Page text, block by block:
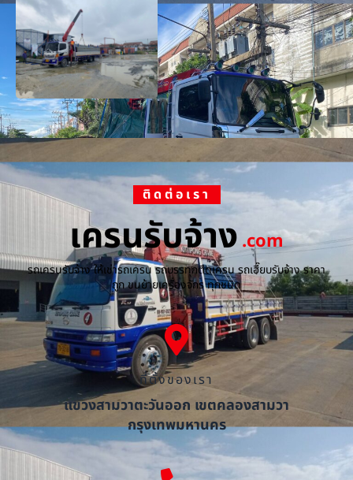
ติดต่อเรา
เครนรับจ้าง.com
รถเครนรับจ้าง ให้เช่ารถเครน รถบรรทุกติดเครน รถเฮี๊ยบรับจ้าง ราคา
ถูก ขนย้ายเครื่องจักร ทุกชนิด
ที่ตั้งของเรา
แขวงสามวาตะวันออก เขตคลองสามวา
กรุงเทพมหานคร